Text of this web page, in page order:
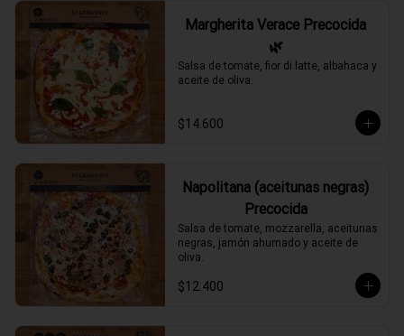
Margherita Verace Precocida
🌿
Salsa de tomate, fior di latte, albahaca y
aceite de oliva.
$14.600
Napolitana (aceitunas negras)
Precocida
Salsa de tomate, mozzarella, aceitunas
negras, jamón ahumado y aceite de
oliva.
$12.400